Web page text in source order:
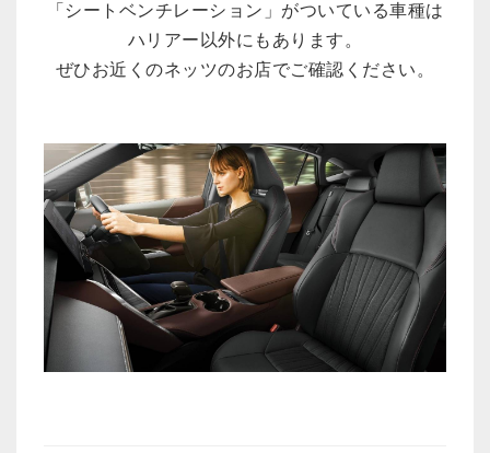
「シートベンチレーション」がついている車種は
ハリアー以外にもあります。
ぜひお近くのネッツのお店でご確認ください。